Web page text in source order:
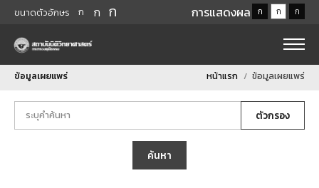
ขนาดตัวอักษร ก ก ก การแสดงผล ก ก ก
ข้อมูลเผยแพร่ หน้าแรก ข้อมูลเผยแพร่
ตัวกรอง
ค้นหา